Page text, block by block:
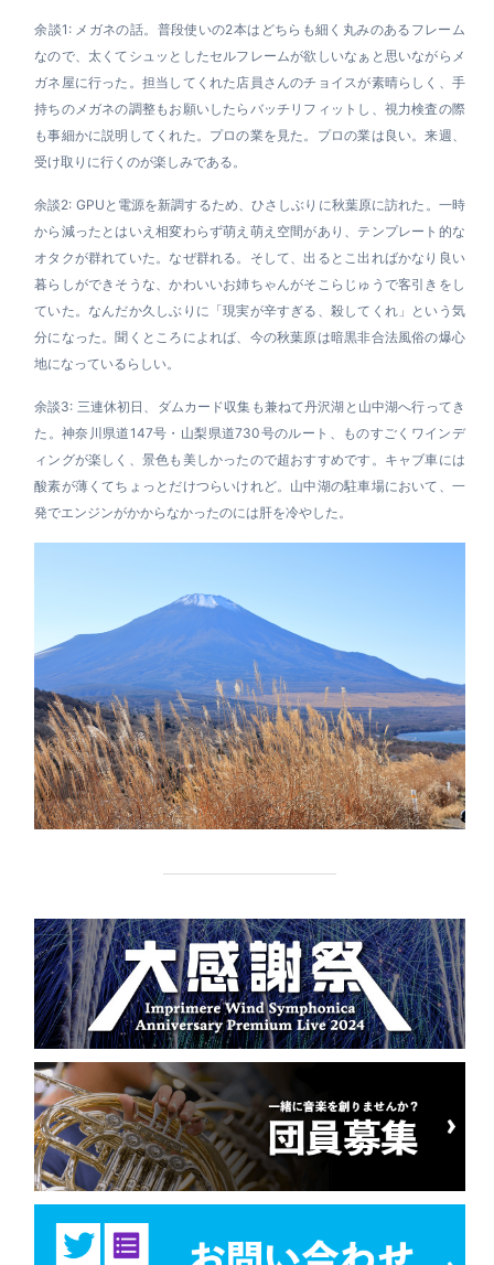
余談1: メガネの話。普段使いの2本はどちらも細く丸みのあるフレーム
なので、太くてシュッとしたセルフレームが欲しいなぁと思いながらメ
ガネ屋に行った。担当してくれた店員さんのチョイスが素晴らしく、手
持ちのメガネの調整もお願いしたらバッチリフィットし、視力検査の際
も事細かに説明してくれた。プロの業を見た。プロの業は良い。来週、
受け取りに行くのが楽しみである。
余談2: GPUと電源を新調するため、ひさしぶりに秋葉原に訪れた。一時
から減ったとはいえ相変わらず萌え萌え空間があり、テンプレート的な
オタクが群れていた。なぜ群れる。そして、出るとこ出ればかなり良い
暮らしができそうな、かわいいお姉ちゃんがそこらじゅうで客引きをし
ていた。なんだか久しぶりに「現実が辛すぎる、殺してくれ」という気
分になった。聞くところによれば、今の秋葉原は暗黒非合法風俗の爆心
地になっているらしい。
余談3: 三連休初日、ダムカード収集も兼ねて丹沢湖と山中湖へ行ってき
た。神奈川県道147号・山梨県道730号のルート、ものすごくワインデ
ィングが楽しく、景色も美しかったので超おすすめです。キャブ車には
酸素が薄くてちょっとだけつらいけれど。山中湖の駐車場において、一
発でエンジンがかからなかったのには肝を冷やした。